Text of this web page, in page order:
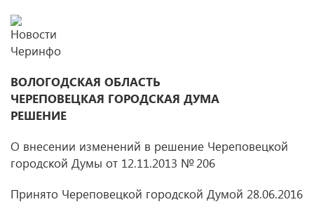
ВОЛОГОДСКАЯ ОБЛАСТЬ
ЧЕРЕПОВЕЦКАЯ ГОРОДСКАЯ ДУМА
РЕШЕНИЕ
О внесении изменений в решение Череповецкой
городской Думы от 12.11.2013 № 206
Принято Череповецкой городской Думой 28.06.2016